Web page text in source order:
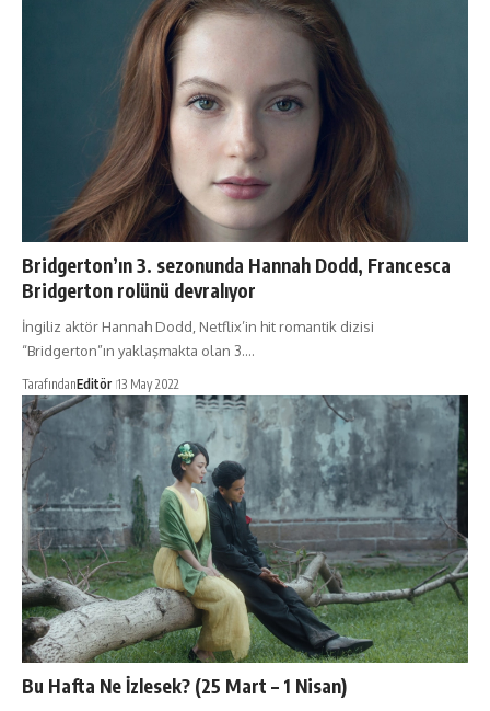
Bridgerton’ın 3. sezonunda Hannah Dodd, Francesca
Bridgerton rolünü devralıyor
İngiliz aktör Hannah Dodd, Netflix’in hit romantik dizisi
“Bridgerton”ın yaklaşmakta olan 3.…
TarafındanEditör 13 May 2022
Bu Hafta Ne İzlesek? (25 Mart – 1 Nisan)